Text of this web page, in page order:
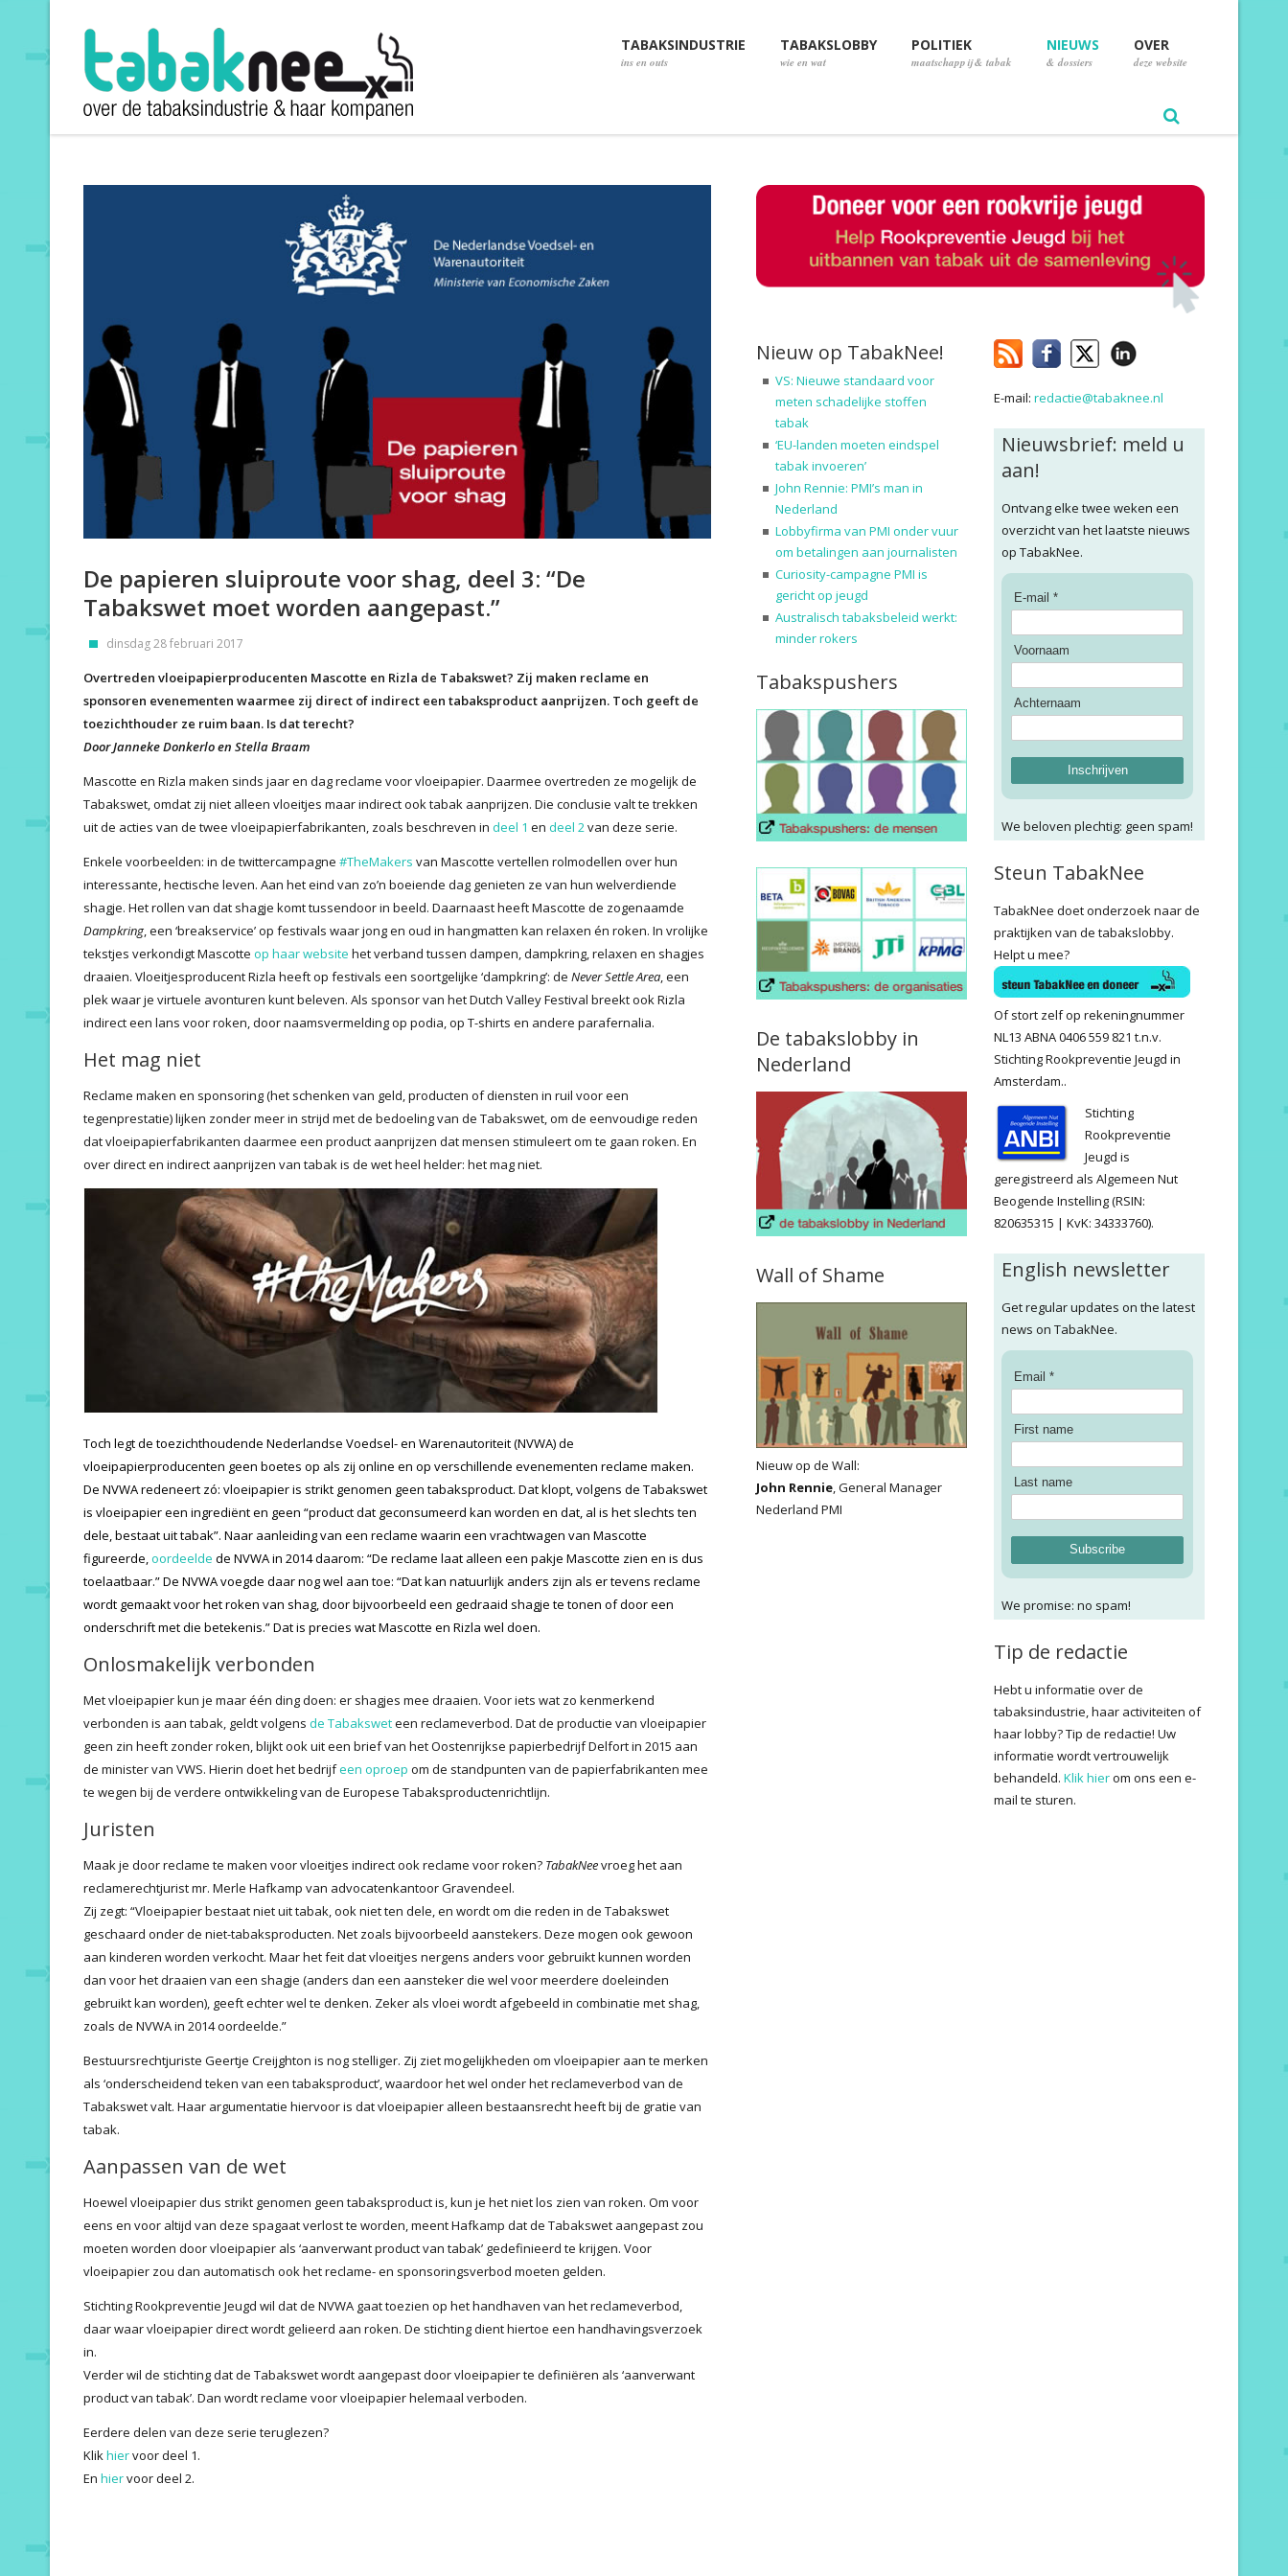
TABAKSINDUSTRIE
ins en outs
TABAKSLOBBY
wie en wat
POLITIEK
maatschappij & tabak
NIEUWS
& dossiers
OVER
deze website
De papieren sluiproute voor shag, deel 3: “De
Tabakswet moet worden aangepast.”
dinsdag 28 februari 2017
Overtreden vloeipapierproducenten Mascotte en Rizla de Tabakswet? Zij maken reclame en
sponsoren evenementen waarmee zij direct of indirect een tabaksproduct aanprijzen. Toch geeft de
toezichthouder ze ruim baan. Is dat terecht?
Door Janneke Donkerlo en Stella Braam
Mascotte en Rizla maken sinds jaar en dag reclame voor vloeipapier. Daarmee overtreden ze mogelijk de
Tabakswet, omdat zij niet alleen vloeitjes maar indirect ook tabak aanprijzen. Die conclusie valt te trekken
uit de acties van de twee vloeipapierfabrikanten, zoals beschreven in deel 1 en deel 2van deze serie.
Enkele voorbeelden: in de twittercampagne #TheMakers van Mascotte vertellen rolmodellen over hun
interessante, hectische leven. Aan het eind van zo’n boeiende dag genieten ze van hun welverdiende
shagje. Het rollen van dat shagje komt tussendoor in beeld. Daarnaast heeft Mascotte de zogenaamde
Dampkring, een ‘breakservice’ op festivals waar jong en oud in hangmatten kan relaxen én roken. In vrolijke
tekstjes verkondigt Mascotte op haar website het verband tussen dampen, dampkring, relaxen en shagjes
draaien. Vloeitjesproducent Rizla heeft op festivals een soortgelijke ‘dampkring’: de Never Settle Area, een
plek waar je virtuele avonturen kunt beleven. Als sponsor van het Dutch Valley Festival breekt ook Rizla
indirect een lans voor roken, door naamsvermelding op podia, op T-shirts en andere parafernalia.
Het mag niet
Reclame maken en sponsoring (het schenken van geld, producten of diensten in ruil voor een
tegenprestatie) lijken zonder meer in strijd met de bedoeling van de Tabakswet, om de eenvoudige reden
dat vloeipapierfabrikanten daarmee een product aanprijzen dat mensen stimuleert om te gaan roken. En
over direct en indirect aanprijzen van tabak is de wet heel helder: het mag niet.
Toch legt de toezichthoudende Nederlandse Voedsel- en Warenautoriteit (NVWA) de
vloeipapierproducenten geen boetes op als zij online en op verschillende evenementen reclame maken.
De NVWA redeneert zó: vloeipapier is strikt genomen geen tabaksproduct. Dat klopt, volgens de Tabakswet
is vloeipapier een ingrediënt en geen “product dat geconsumeerd kan worden en dat, al is het slechts ten
dele, bestaat uit tabak”. Naar aanleiding van een reclame waarin een vrachtwagen van Mascotte
figureerde,oordeelde de NVWA in 2014 daarom: “De reclame laat alleen een pakje Mascotte zien en is dus
toelaatbaar.” De NVWA voegde daar nog wel aan toe: “Dat kan natuurlijk anders zijn als er tevens reclame
wordt gemaakt voor het roken van shag, door bijvoorbeeld een gedraaid shagje te tonen of door een
onderschrift met die betekenis.” Dat is precies wat Mascotte en Rizla wel doen.
Onlosmakelijk verbonden
Met vloeipapier kun je maar één ding doen: er shagjes mee draaien. Voor iets wat zo kenmerkend
verbonden is aan tabak, geldt volgens de Tabaksweteen reclameverbod. Dat de productie van vloeipapier
geen zin heeft zonder roken, blijkt ook uit een brief van het Oostenrijkse papierbedrijf Delfort in 2015 aan
de minister van VWS. Hierin doet het bedrijfeen oproep om de standpunten van de papierfabrikanten mee
te wegen bij de verdere ontwikkeling van de Europese Tabaksproductenrichtlijn.
Juristen
Maak je door reclame te maken voor vloeitjes indirect ook reclame voor roken? TabakNeevroeg het aan
reclamerechtjurist mr. Merle Hafkamp van advocatenkantoor Gravendeel.
Zij zegt: “Vloeipapier bestaat niet uit tabak, ook niet ten dele, en wordt om die reden in de Tabakswet
geschaard onder de niet-tabaksproducten. Net zoals bijvoorbeeld aanstekers. Deze mogen ook gewoon
aan kinderen worden verkocht. Maar het feit dat vloeitjes nergens anders voor gebruikt kunnen worden
dan voor het draaien van een shagje (anders dan een aansteker die wel voor meerdere doeleinden
gebruikt kan worden), geeft echter wel te denken. Zeker als vloei wordt afgebeeld in combinatie met shag,
zoals de NVWA in 2014 oordeelde.”
Bestuursrechtjuriste Geertje Creijghton is nog stelliger. Zij ziet mogelijkheden om vloeipapier aan te merken
als ‘onderscheidend teken van een tabaksproduct’, waardoor het wel onder het reclameverbod van de
Tabakswet valt. Haar argumentatie hiervoor is dat vloeipapier alleen bestaansrecht heeft bij de gratie van
tabak.
Aanpassen van de wet
Hoewel vloeipapier dus strikt genomen geen tabaksproduct is, kun je het niet los zien van roken. Om voor
eens en voor altijd van deze spagaat verlost te worden, meent Hafkamp dat de Tabakswet aangepast zou
moeten worden door vloeipapier als ‘aanverwant product van tabak’ gedefinieerd te krijgen. Voor
vloeipapier zou dan automatisch ook het reclame- en sponsoringsverbod moeten gelden.
Stichting Rookpreventie Jeugd wil dat de NVWA gaat toezien op het handhaven van het reclameverbod,
daar waar vloeipapier direct wordt gelieerd aan roken. De stichting dient hiertoe een handhavingsverzoek
in.
Verder wil de stichting dat de Tabakswet wordt aangepast door vloeipapier te definiëren als ‘aanverwant
product van tabak’. Dan wordt reclame voor vloeipapier helemaal verboden.
Eerdere delen van deze serie teruglezen?
Klikhiervoor deel 1.
En hiervoor deel 2.
Nieuw op TabakNee!
VS: Nieuwe standaard voor
meten schadelijke stoffen
tabak
‘EU-landen moeten eindspel
tabak invoeren’
John Rennie: PMI’s man in
Nederland
Lobbyfirma van PMI onder vuur
om betalingen aan journalisten
Curiosity-campagne PMI is
gericht op jeugd
Australisch tabaksbeleid werkt:
minder rokers
Tabakspushers
De tabakslobby in
Nederland
Wall of Shame
Nieuw op de Wall:
John Rennie, General Manager
Nederland PMI
E-mail:redactie@tabaknee.nl
Nieuwsbrief: meld u
aan!
Ontvang elke twee weken een
overzicht van het laatste nieuws
op TabakNee.
E-mail *
Voornaam
Achternaam
Inschrijven
We beloven plechtig: geen spam!
Steun TabakNee
TabakNee doet onderzoek naar de
praktijken van de tabakslobby.
Helpt u mee?
Of stort zelf op rekeningnummer
NL13 ABNA 0406 559 821 t.n.v.
Stichting Rookpreventie Jeugd in
Amsterdam..
Stichting
Rookpreventie
Jeugd is
geregistreerd als Algemeen Nut
Beogende Instelling (RSIN:
820635315 | KvK: 34333760).
English newsletter
Get regular updates on the latest
news on TabakNee.
Email *
First name
Last name
Subscribe
We promise: no spam!
Tip de redactie
Hebt u informatie over de
tabaksindustrie, haar activiteiten of
haar lobby? Tip de redactie! Uw
informatie wordt vertrouwelijk
behandeld.Klik hierom ons een e-
mail te sturen.